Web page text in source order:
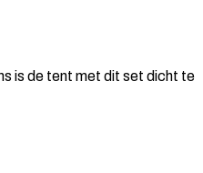
is de tent met dit set dicht te